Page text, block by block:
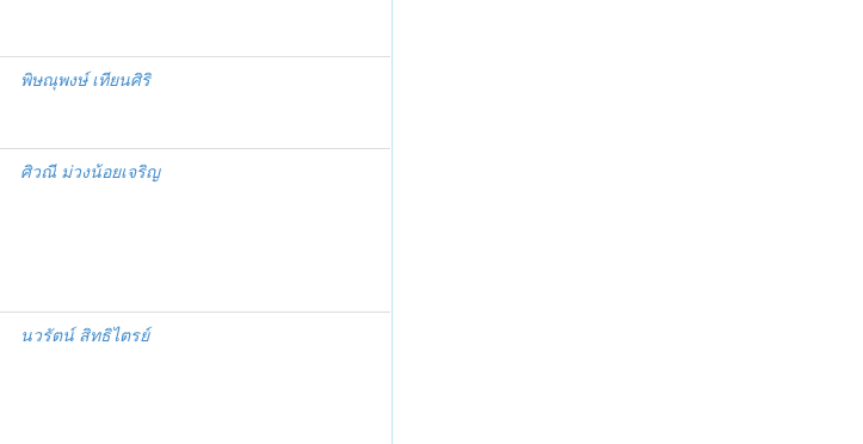
พิษณุพงษ์ เทียนศิริ
ศิวณี ม่วงน้อยเจริญ
นวรัตน์ สิทธิไตรย์